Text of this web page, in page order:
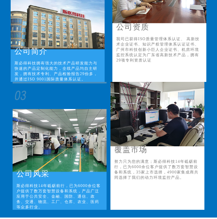
公司简介
斯必得科技拥有强大的技术产品研发能力与
快速的产品定制化能力，全线产品均自主研
发，拥有技术专利、产品检验报告29份多，
并通过ISO 9001国际质量体系认证。
公司资质
我司已获得ISO质量管理体系认证、 高新技
术企业证书、知识产权管理体系认证证书、
广州市科技创新小巨人企业证书、机房环境
监控系统认定为广东省高新技术产品，拥有
29项专利资质认证
公司风采
斯必得科技14年砥砺前行，已为6000余位客
户提供了数万套智慧设备和系统，产品广泛
应用于公共安全、金融、国防、通信、政
务、交通、物流、工厂、仓库、农业、医药
等众多行业。
覆盖市场
努力只为您的满意；斯必得科技14年砥砺前
行，已为6000余位客户提供了数万套智慧设
备和系统，35家上市选择，4900家集成商共
同选择了我们的动力环境监控产品。